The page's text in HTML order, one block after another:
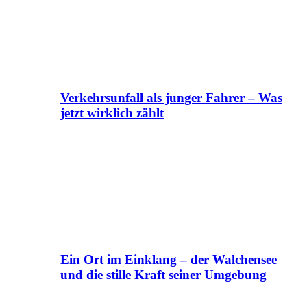
Verkehrsunfall als junger Fahrer – Was
jetzt wirklich zählt
Ein Ort im Einklang – der Walchensee
und die stille Kraft seiner Umgebung